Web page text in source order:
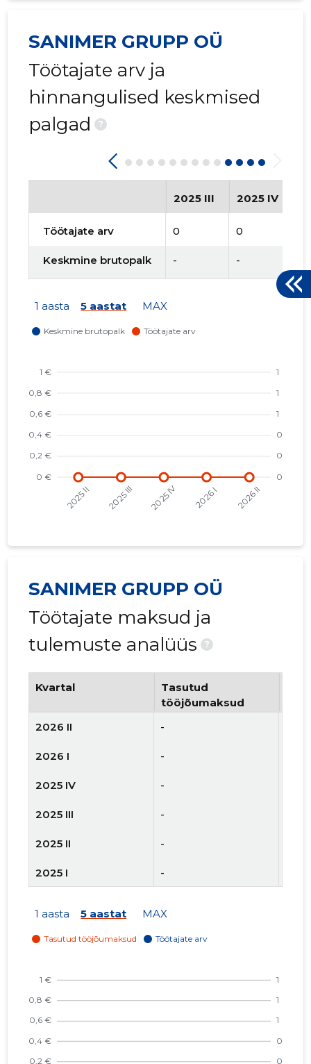
SANIMER GRUPP OÜ
Töötajate arv ja
hinnangulised keskmised
palgad
?
2025 III 2025 IV
Töötajate arv 0 0
Keskmine brutopalk - -
1 aasta 5 aastat MAX
SANIMER GRUPP OÜ
Töötajate maksud ja
tulemuste analüüs
?
Kvartal
Tasutud
tööjõumaksud
2026 II
-
2026 I -
2025 IV -
2025 III -
2025 II -
2025 I -
2023 IV -
2023 III
1 aasta 5 aastat MAX